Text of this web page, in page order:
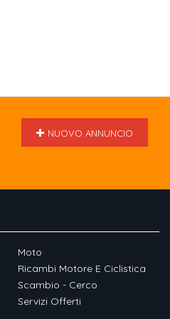
NUOVO ANNUNCIO
Moto
Ricambi Motore E Ciclistica
Scambio - Cerco
Servizi Offerti